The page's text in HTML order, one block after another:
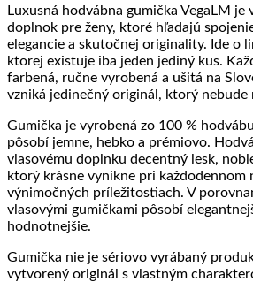
Luxusná hodvábna gumička VegaLM je
doplnok pre ženy, ktoré hľadajú
elegancie a skutočnej originality. Ide o
ktorej existuje iba jeden jediný kus.
farbená, ručne vyrobená a ušitá na
vzniká jedinečný originál, ktorý nebude
Gumička je vyrobená zo 100 %
pôsobí jemne, hebko a prémiovo.
vlasovému doplnku decentný lesk,
ktorý krásne vynikne pri každodennom
výnimočných príležitostiach. V
vlasovými gumičkami pôsobí
hodnotnejšie.
Gumička nie je sériovo vyrábaný
vytvorený originál s vlastným